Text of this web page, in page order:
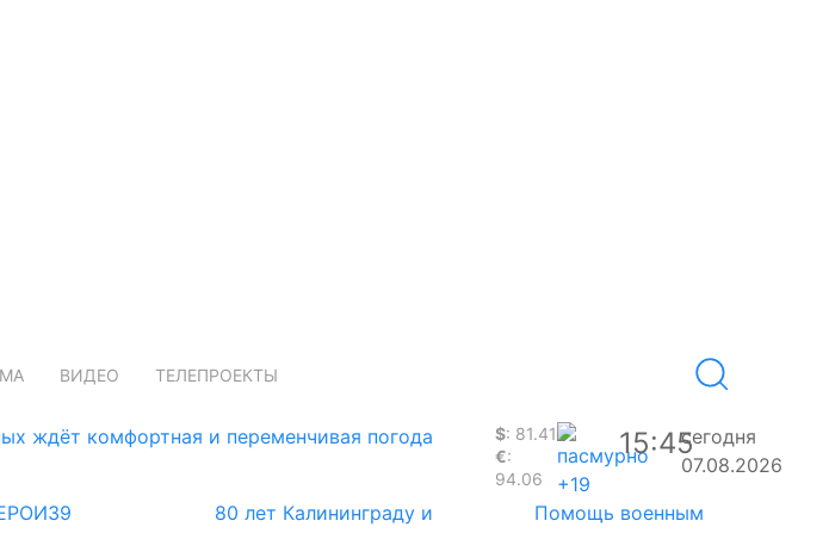
ВИДЕО ТЕЛЕПРОЕКТЫ
ждёт комфортная и переменчивая погода $: 81.41
€:
94.06
+19
15:45сегодня
07.08.2026
80 лет Калининграду и
Помощь военным